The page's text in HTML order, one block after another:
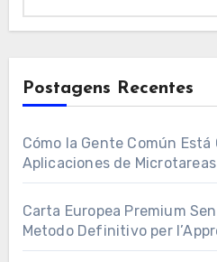
Postagens Recentes
Cómo la Gente Común
Aplicaciones de
Carta Europea Premium
Metodo Definitivo per